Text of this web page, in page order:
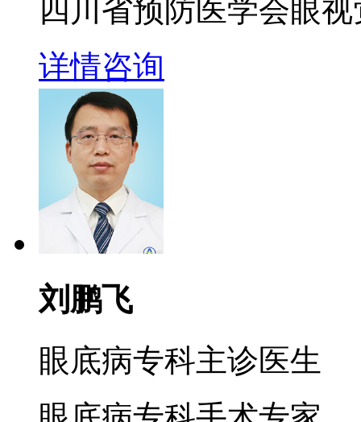
四川省预防医学会眼
详情咨询
刘鹏飞
眼底病专科主诊医生